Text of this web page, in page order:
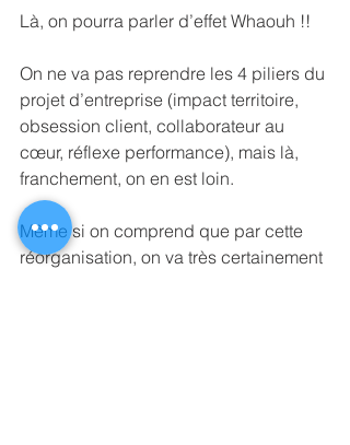
Là, on pourra parler d’effet Whaouh !!
On ne va pas reprendre les 4 piliers du
projet d’entreprise (impact territoire,
obsession client, collaborateur au
cœur, réflexe performance), mais là,
franchement, on en est loin.
Même si on comprend que par cette
réorganisation, on va très certainement